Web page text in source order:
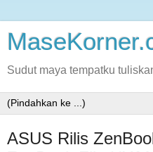
Sudut maya tempatku
ASUS Rilis